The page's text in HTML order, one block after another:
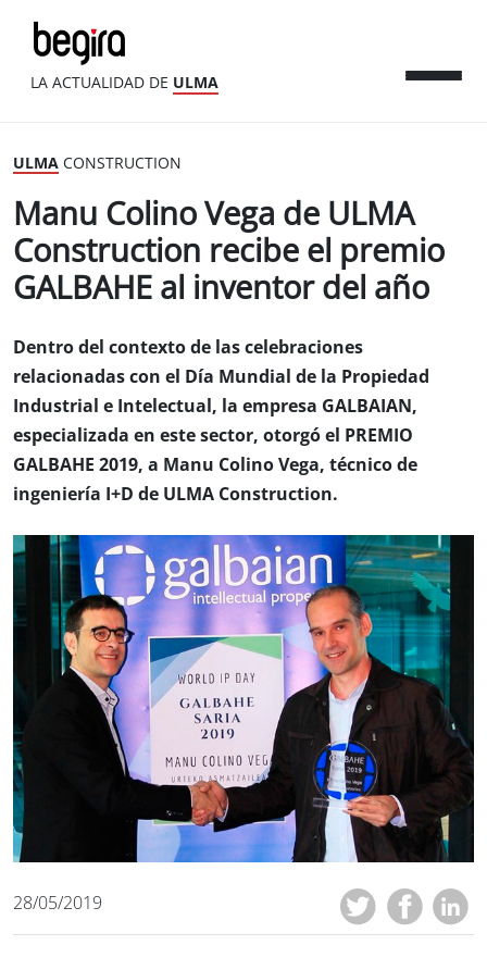
LA ACTUALIDAD DE ULMA
ULMA CONSTRUCTION
Manu Colino Vega de ULMA
Construction recibe el premio
GALBAHE al inventor del año
Dentro del contexto de las celebraciones
relacionadas con el Día Mundial de la Propiedad
Industrial e Intelectual, la empresa GALBAIAN,
especializada en este sector, otorgó el PREMIO
GALBAHE 2019, a Manu Colino Vega, técnico de
ingeniería I+D de ULMA Construction.
28/05/2019